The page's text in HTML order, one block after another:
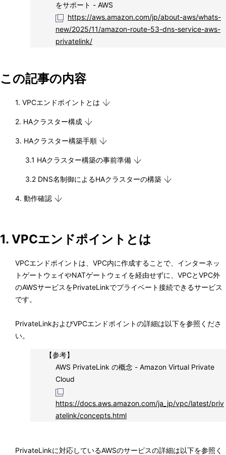
をサポート - AWS
https://aws.amazon.com/jp/about-aws/whats-
new/2025/11/amazon-route-53-dns-service-aws-
privatelink/
この記事の内容
1. VPCエンドポイントとは
2. HAクラスター構成
3. HAクラスター構築手順
3.1 HAクラスター構築の事前準備
3.2 DNS名制御によるHAクラスターの構築
4. 動作確認
1. VPCエンドポイントとは
VPCエンドポイントは、VPC内に作成することで、インターネッ
トゲートウェイやNATゲートウェイを経由せずに、VPCとVPC外
のAWSサービスをPrivateLinkでプライベート接続できるサービス
です。
PrivateLinkおよびVPCエンドポイントの詳細は以下を参照くださ
い。
【参考】
AWS PrivateLink の概念 - Amazon Virtual Private
Cloud
https://docs.aws.amazon.com/ja_jp/vpc/latest/priv
atelink/concepts.html
PrivateLinkに対応しているAWSのサービスの詳細は以下を参照く